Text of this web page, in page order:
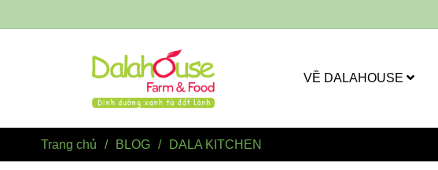
VỀ DALAHOUSE
Trang chủ / BLOG / DALA KITCHEN